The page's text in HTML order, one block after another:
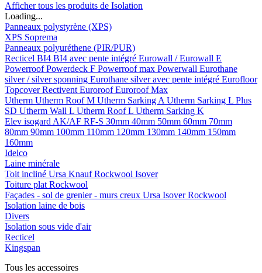
Afficher tous les produits de Isolation
Loading...
Panneaux polystyrène (XPS)
XPS Soprema
Panneaux polyuréthene (PIR/PUR)
Recticel BI4 BI4 avec pente intégré Eurowall / Eurowall E
PowerroofPowerdeck F Powerroof max Powerwall Eurothane
silver / silver sponning Eurothane silver avec pente intégré Eurofloor
TopcoverRectivent EuroroofEuroroof Max
Utherm Utherm Roof M Utherm Sarking A Utherm Sarking L Plus
SD Utherm Wall L Utherm Roof L Utherm Sarking K
Elev isogard AK/AF RF-S 30mm 40mm 50mm 60mm 70mm
80mm 90mm 100mm 110mm 120mm 130mm 140mm 150mm
160mm
Idelco
Laine minérale
Toit incliné Ursa KnaufRockwool Isover
Toiture plat Rockwool
Façades - sol de grenier - murs creux Ursa IsoverRockwool
Isolation laine de bois
Divers
Isolation sous vide d'air
Recticel
Kingspan
Tous les accessoires